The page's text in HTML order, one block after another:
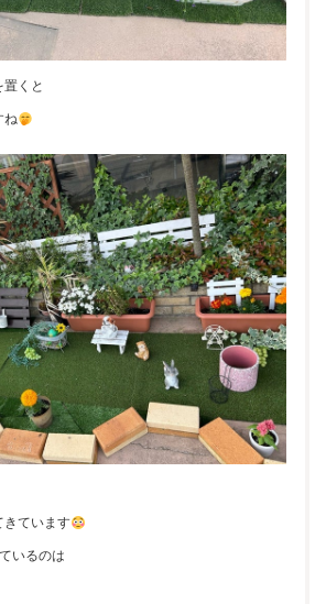
くと
ね
きています
いるのは